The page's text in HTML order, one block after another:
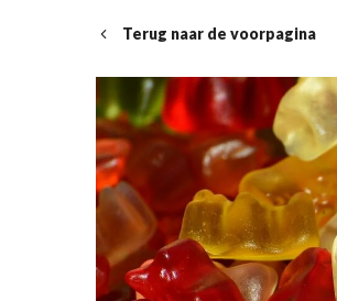
Terug naar de voorpagina